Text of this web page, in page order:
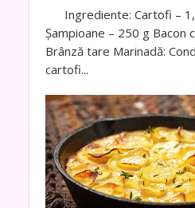
Ingrediente: Cartofi –
Șampioane – 250 g Bacon
Brânză tare Marinadă:
cartofi...